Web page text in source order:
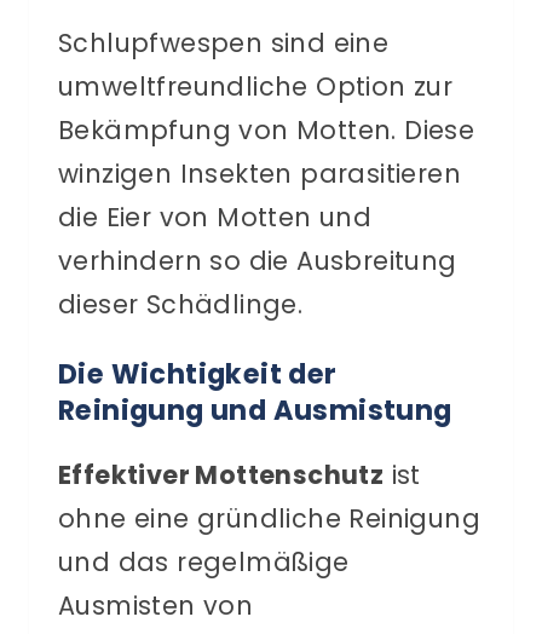
Schlupfwespen sind eine
umweltfreundliche Option zur
Bekämpfung von Motten. Diese
winzigen Insekten parasitieren
die Eier von Motten und
verhindern so die Ausbreitung
dieser Schädlinge.
Die Wichtigkeit der
Reinigung und Ausmistung
Effektiver Mottenschutz ist
ohne eine gründliche Reinigung
und das regelmäßige
Ausmisten von